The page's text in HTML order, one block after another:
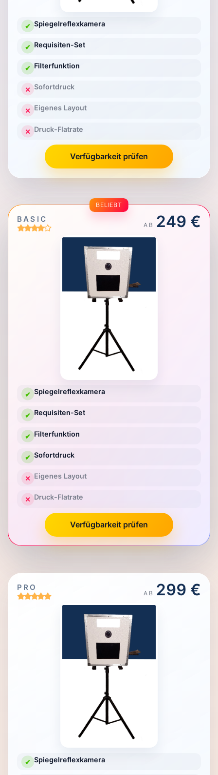
✔ Spiegelreflexkamera
✔ Requisiten-Set
✔ Filterfunktion
✕ Sofortdruck
✕ Eigenes Layout
✕ Druck-Flatrate
Verfügbarkeit prüfen
BELIEBT
BASIC
AB 249 €
✔ Spiegelreflexkamera
✔ Requisiten-Set
✔ Filterfunktion
✔ Sofortdruck
✕ Eigenes Layout
✕ Druck-Flatrate
Verfügbarkeit prüfen
PRO
AB 299 €
✔ Spiegelreflexkamera